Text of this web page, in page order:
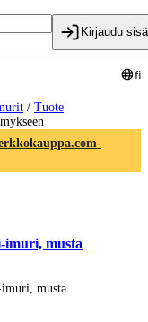
Kirjaudu
fi
/ Tuote
imuri, musta
musta